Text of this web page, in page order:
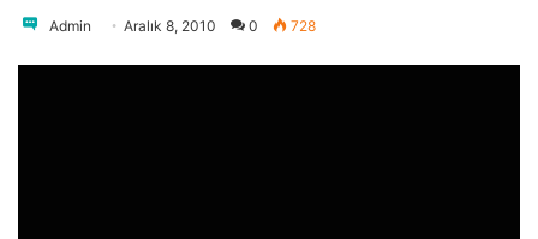
Admin Aralık 8, 2010 0 728